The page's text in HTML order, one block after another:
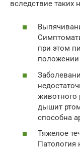
вследствие таких
при этом
животного
дышит
способна
Тяжелое
Патология